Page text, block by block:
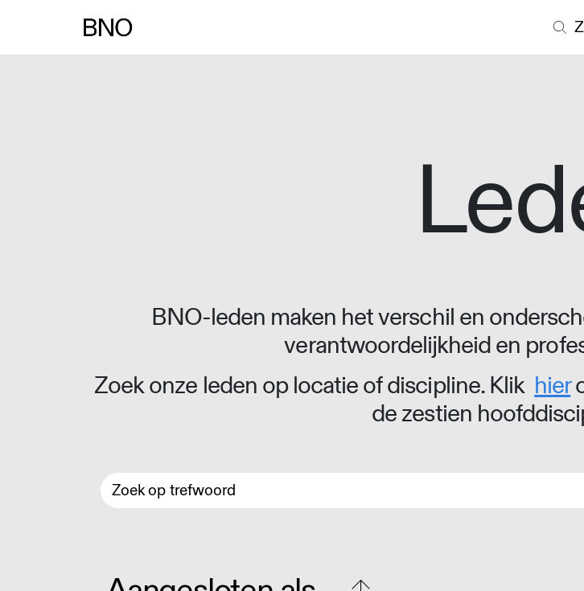
BNO-leden maken het verschil en
verantwoordelijkheid en
Zoek onze leden op locatie of discipline. Klik hier
de zestien